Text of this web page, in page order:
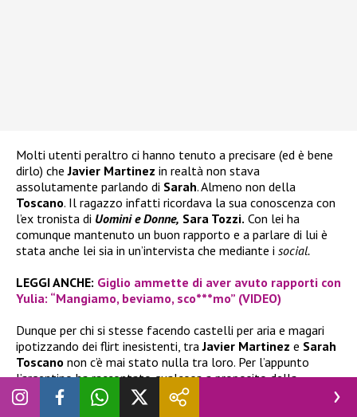
Molti utenti peraltro ci hanno tenuto a precisare (ed è bene
dirlo) cheJavier Martinez in realtà non stava
assolutamente parlando di Sarah. Almeno non della
Toscano. Il ragazzo infatti ricordava la sua conoscenza con
l’ex tronista di Uomini e Donne, Sara Tozzi. Con lei ha
comunque mantenuto un buon rapporto e a parlare di lui è
stata anche lei sia in un’intervista che mediante i social.
LEGGI ANCHE: Giglio ammette di aver avuto rapporti con
Yulia: “Mangiamo, beviamo, sco***mo” (VIDEO)
Dunque per chi si stesse facendo castelli per aria e magari
ipotizzando dei flirt inesistenti, traJavier Martinez e Sarah
Toscano non c’è mai stato nulla tra loro. Per l’appunto
l’argentino ha raccontato qualcosa a proposito della
passata frequentazione con l’ex tronista. Tutto qui. Chiariti
tutti i dubbi!?